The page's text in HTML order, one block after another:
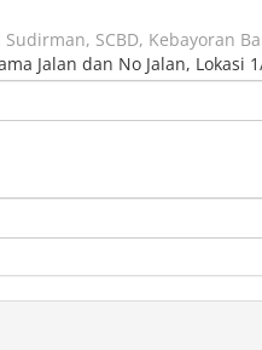
SCBD, Kebayoran
Jalan dan No Jalan,